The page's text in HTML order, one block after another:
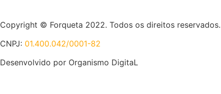
Copyright © Forqueta 2022. Todos os direitos reservados.
CNPJ: 01.400.042/0001-82
Desenvolvido por Organismo DigitaL